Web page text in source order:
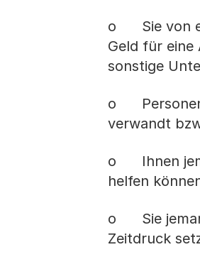
o Sie von
Geld für eine
sonstige
o Personen
verwandt
o Ihnen
helfen
o Sie
Zeitdruck